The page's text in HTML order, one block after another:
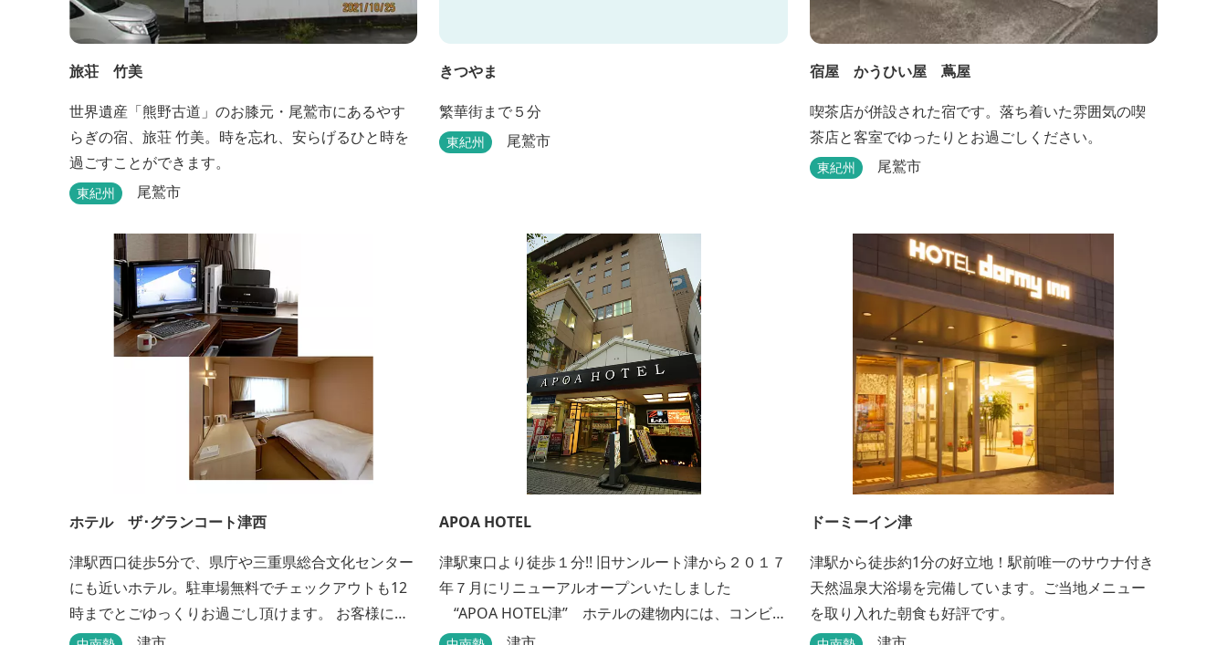
旅荘 竹美
世界遺産「熊野古道」のお膝元・尾鷲市にあるやす
らぎの宿、旅荘 竹美。時を忘れ、安らげるひと時を
過ごすことができます。
東紀州 尾鷲市
きつやま
繁華街まで５分
東紀州 尾鷲市
宿屋 かうひい屋 蔦屋
喫茶店が併設された宿です。落ち着いた雰囲気の喫
茶店と客室でゆったりとお過ごしください。
東紀州 尾鷲市
ホテル ザ･グランコート津西
津駅西口徒歩5分で、県庁や三重県総合文化センター
にも近いホテル。駐車場無料でチェックアウトも12
時までとごゆっくりお過ごし頂けます。 お客様によ
り快適にお過ごし頂けるよう専用設備・アメニティ
APOA HOTEL
津駅東口より徒歩１分!! 旧サンルート津から２０１７
年７月にリニューアルオープンいたしました
“APOA HOTEL津” ホテルの建物内には、コンビニ
はもちろん、朝までカラオケ、エステ、お食事もい
ドーミーイン津
津駅から徒歩約1分の好立地！駅前唯一のサウナ付き
天然温泉大浴場を完備しています。ご当地メニュー
を取り入れた朝食も好評です。